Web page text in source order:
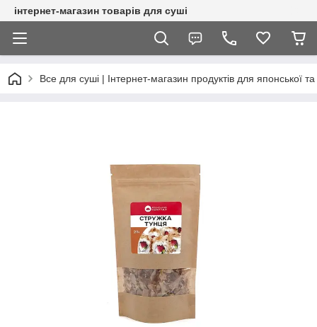
інтернет-магазин товарів для суші
Все для суші | Інтернет-магазин продуктів для японської та